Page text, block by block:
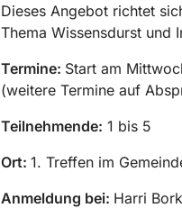
Dieses Angebot richtet
Thema Wissensdurst und
Termine: Start am
(weitere Termine auf
Teilnehmende: 1 bis 5
Ort: 1. Treffen im
Anmeldung bei: Harri